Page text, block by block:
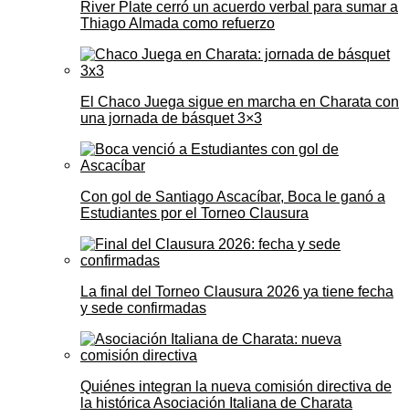
River Plate cerró un acuerdo verbal para sumar a
Thiago Almada como refuerzo
El Chaco Juega sigue en marcha en Charata con
una jornada de básquet 3×3
Con gol de Santiago Ascacíbar, Boca le ganó a
Estudiantes por el Torneo Clausura
La final del Torneo Clausura 2026 ya tiene fecha
y sede confirmadas
Quiénes integran la nueva comisión directiva de
la histórica Asociación Italiana de Charata